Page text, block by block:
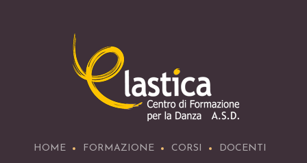
HOME FORMAZIONE CORSI
DOCENTI